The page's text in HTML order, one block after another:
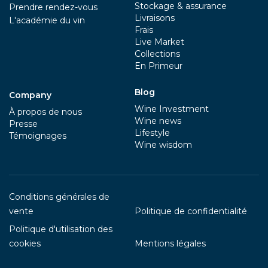
Prendre rendez-vous
L'académie du vin
Company
À propos de nous
Presse
Témoignages
Stockage & assurance
Livraisons
Frais
Live Market
Collections
En Primeur
Blog
Wine Investment
Wine news
Lifestyle
Wine wisdom
Conditions générales de
vente
Politique de confidentialité
Politique d'utilisation des
cookies
Mentions légales